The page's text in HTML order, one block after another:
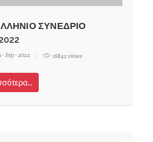
ΣΥΝΕΔΡΙΟ
- Sep - 2022 16842 views